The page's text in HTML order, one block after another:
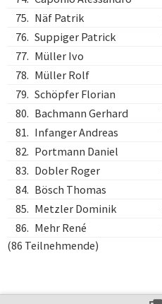
75. Näf Patrik
76. Suppiger Patrick
77. Müller Ivo
78. Müller Rolf
79. Schöpfer Florian
80. Bachmann Gerhard
81. Infanger Andreas
82. Portmann Daniel
83. Dobler Roger
84. Bösch Thomas
85. Metzler Dominik
86. Mehr René
(86 Teilnehmende)